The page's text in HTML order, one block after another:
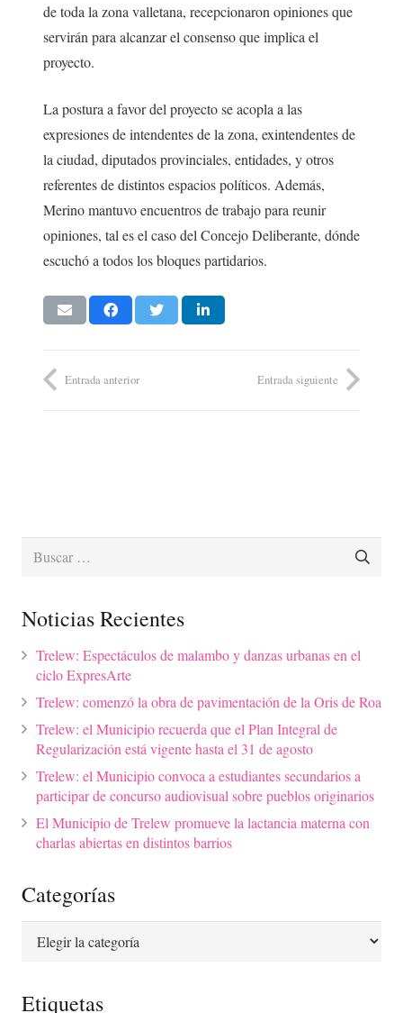
de toda la zona valletana, recepcionaron opiniones que
servirán para alcanzar el consenso que implica el
proyecto.
La postura a favor del proyecto se acopla a las
expresiones de intendentes de la zona, exintendentes de
la ciudad, diputados provinciales, entidades, y otros
referentes de distintos espacios políticos. Además,
Merino mantuvo encuentros de trabajo para reunir
opiniones, tal es el caso del Concejo Deliberante, dónde
escuchó a todos los bloques partidarios.
Entrada anterior Entrada siguiente
Buscar:
Noticias Recientes
Trelew: Espectáculos de malambo y danzas urbanas en el
ciclo ExpresArte
Trelew: comenzó la obra de pavimentación de la Oris de Roa
Trelew: el Municipio recuerda que el Plan Integral de
Regularización está vigente hasta el 31 de agosto
Trelew: el Municipio convoca a estudiantes secundarios a
participar de concurso audiovisual sobre pueblos originarios
El Municipio de Trelew promueve la lactancia materna con
charlas abiertas en distintos barrios
Categorías
Categorías
Etiquetas